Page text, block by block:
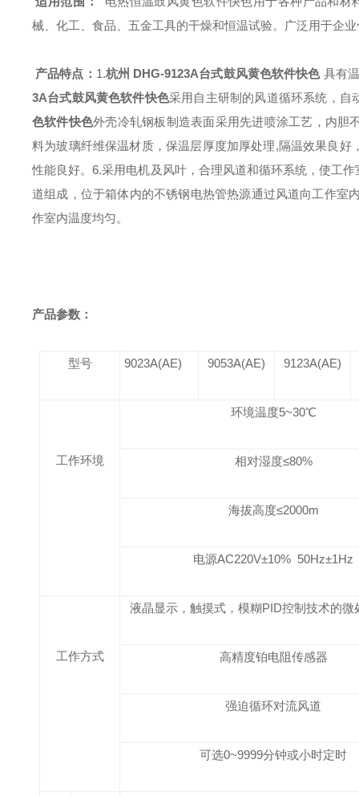
械、化工、食品、五金工具的干燥和恒温试验。广泛用于企
产品特点： 1.杭州 DHG-9123A台式鼓风黄色软件快色 具有温
3A台式鼓风黄色软件快色采用自主研制的风道循环系统，自
色软件快色外壳冷轧钢板制造表面采用先进喷涂工艺，内胆
料为玻璃纤维保温材质，保温层厚度加厚处理,隔温效果良好，
性能良好。6.采用电机及风叶，合理风道和循环系统，使工作
道组成，位于箱体内的不锈钢电热管热源通过风道向工作室内
作室内温度均匀。
产品参数：
型号 9023A(AE) 9053A(AE) 9123A(AE)
工作环境
环境温度5~30℃
相对湿度≤80%
海拔高度≤2000m
电源AC220V±10% 50Hz±1Hz
工作方式
液晶显示，触摸式，模糊PID控制技术的
高精度铂电阻传感器
强迫循环对流风道
可选0~9999分钟或小时定时